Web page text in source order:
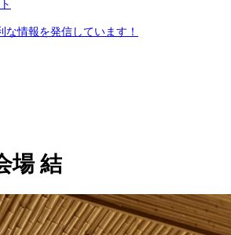
情報を発信しています！
場 結